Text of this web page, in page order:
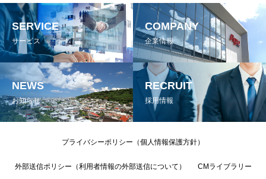
SERVICE
サービス
COMPANY
企業情報
NEWS
お知らせ
RECRUIT
採用情報
プライバシーポリシー（個人情報保護方針）
外部送信ポリシー（利用者情報の外部送信について） CMライブラリー